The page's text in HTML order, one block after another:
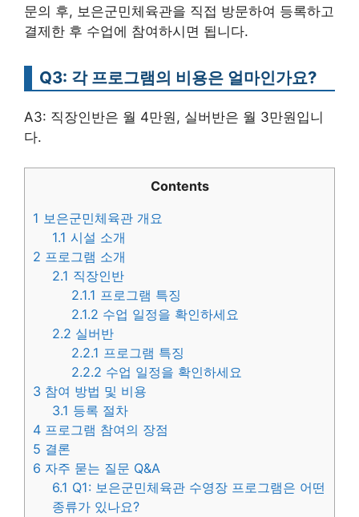
문의 후, 보은군민체육관을 직접 방문하여 등록하고
결제한 후 수업에 참여하시면 됩니다.
Q3: 각 프로그램의 비용은 얼마인가요?
A3: 직장인반은 월 4만원, 실버반은 월 3만원입니
다.
Contents
1 보은군민체육관 개요
1.1 시설 소개
2 프로그램 소개
2.1 직장인반
2.1.1 프로그램 특징
2.1.2 수업 일정을 확인하세요
2.2 실버반
2.2.1 프로그램 특징
2.2.2 수업 일정을 확인하세요
3 참여 방법 및 비용
3.1 등록 절차
4 프로그램 참여의 장점
5 결론
6 자주 묻는 질문 Q&A
6.1 Q1: 보은군민체육관 수영장 프로그램은 어떤
종류가 있나요?